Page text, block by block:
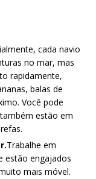
cada navio
no mar, mas
rapidamente,
balas de
Você pode
estão em
Trabalhe em
estão engajados
mais móvel.